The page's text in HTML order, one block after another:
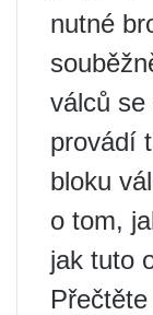
nutné
válců se
provádí
bloku
o tom,
jak tuto